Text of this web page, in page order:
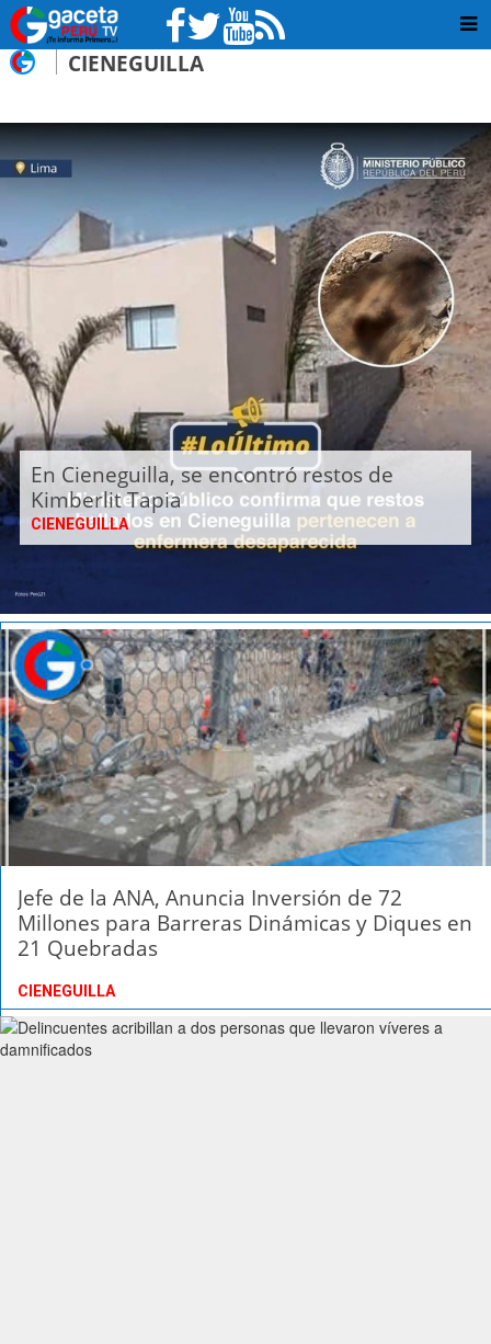
CIENEGUILLA
En Cieneguilla, se encontró restos de
Kimberlit Tapia
CIENEGUILLA
Jefe de la ANA, Anuncia Inversión de 72
Millones para Barreras Dinámicas y Diques en
21 Quebradas
CIENEGUILLA